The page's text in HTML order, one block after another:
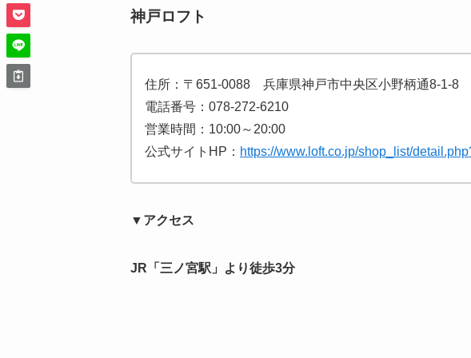
神戸ロフト
住所：〒651-0088 兵庫県神戸市中央区小野柄通8-1-8
電話番号：078-272-6210
営業時間：10:00～20:00
公式サイトHP： https://www.loft.co.jp/shop_list/
▼アクセス
JR「三ノ宮駅」より徒歩3分